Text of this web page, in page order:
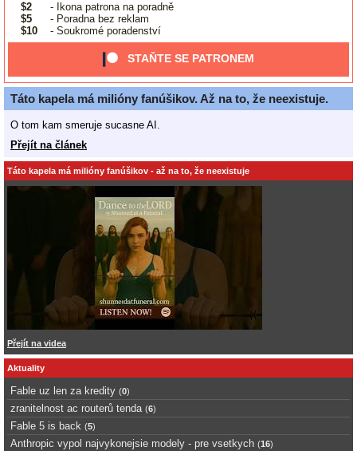
$2
- Ikona patrona na poradně
$5
- Poradna bez reklam
$10
- Soukromé poradenství
STAŇTE SE PATRONEM
Táto kapela má milióny fanúšikov. Až na to, že neexistuje.
O tom kam smeruje sucasne AI.
Přejít na článek
Táto kapela má milióny fanúšikov - až na to, že neexistuje
Přejít na videa
Aktuality
Fable uz len za kredity (0)
zranitelnost ac routerů tenda (6)
Fable 5 is back (5)
Anthropic vypol najvykonejsie modely - pre vsetkych (16)